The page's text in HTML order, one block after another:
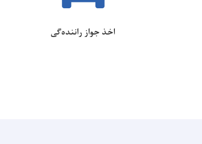
اخذ جواز راننده‌گی